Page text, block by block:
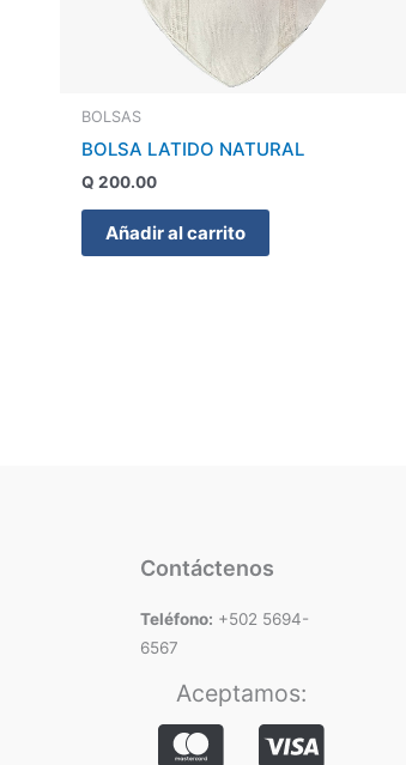
BOLSAS
BOLSA LATIDO NATURAL
Q 200.00
Añadir al carrito
Contáctenos
Teléfono: +502 5694-
6567
Aceptamos: